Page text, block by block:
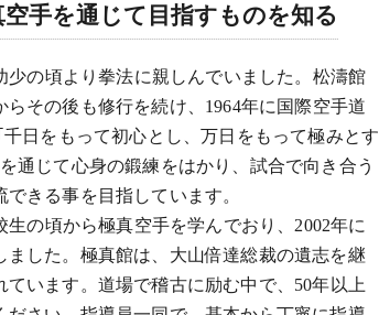
手を通じて目指すものを知る
の頃より拳法に親しんでいました。松濤館
その後も修行を続け、1964年に国際空手道
日をもって初心とし、万日をもって極みとす
通じて心身の鍛練をはかり、試合で向き合う
きる事を目指しています。
の頃から極真空手を学んでおり、2002年に
した。極真館は、大山倍達総裁の遺志を継
います。道場で稽古に励む中で、50年以上